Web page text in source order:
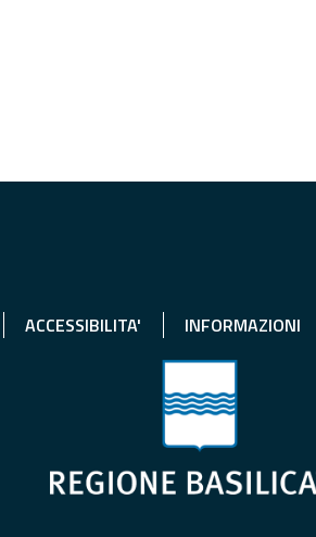
ACCESSIBILITA' INFORMAZIONI